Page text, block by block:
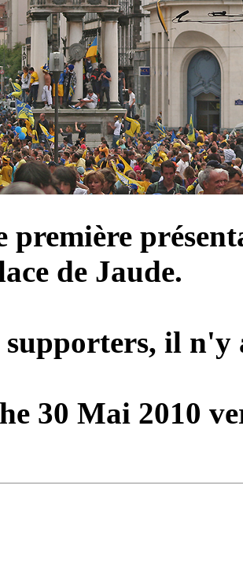
première
de Jaude.
supporters, il n'y
30 Mai 2010